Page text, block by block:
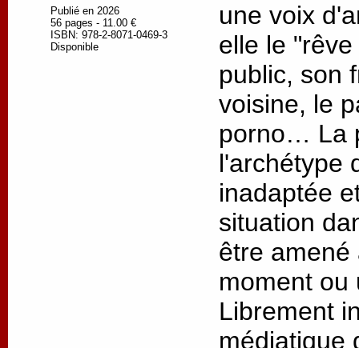
Publié en 2026
56 pages - 11.00 €
ISBN: 978-2-8071-0469-3
Disponible
une voix
elle le
public, son
voisine, le
porno… La
l'archétype
inadaptée
situation
être amené
moment ou
Librement
médiatique